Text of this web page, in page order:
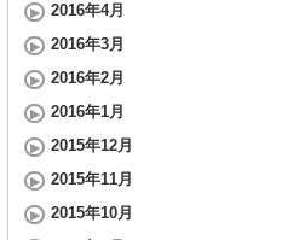
2016年4月
2016年3月
2016年2月
2016年1月
2015年12月
2015年11月
2015年10月